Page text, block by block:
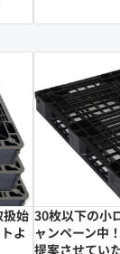
扱始
よ
30枚以下の小
ャンペーン中
提案させてい